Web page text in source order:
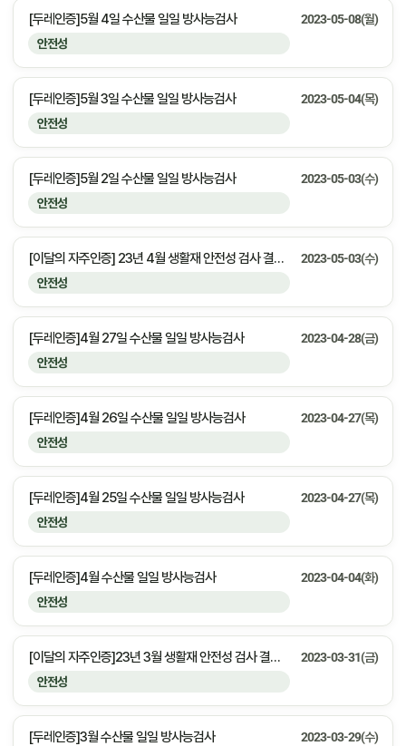
안전성
[두레인증]5월 4일 수산물 일일 방사능검사 2023-05-08(월)
안전성
[두레인증]5월 3일 수산물 일일 방사능검사 2023-05-04(목)
안전성
[두레인증]5월 2일 수산물 일일 방사능검사 2023-05-03(수)
안전성
[이달의 자주인증] 23년 4월 생활재 안전성 검사 결과 안내 2023-05-03(수)
안전성
[두레인증]4월 27일 수산물 일일 방사능검사 2023-04-28(금)
안전성
[두레인증]4월 26일 수산물 일일 방사능검사 2023-04-27(목)
안전성
[두레인증]4월 25일 수산물 일일 방사능검사 2023-04-27(목)
안전성
[두레인증]4월 수산물 일일 방사능검사 2023-04-04(화)
안전성
[이달의 자주인증]23년 3월 생활재 안전성 검사 결과 안내 2023-03-31(금)
[두레인증]3월 수산물 일일 방사능검사 2023-03-29(수)